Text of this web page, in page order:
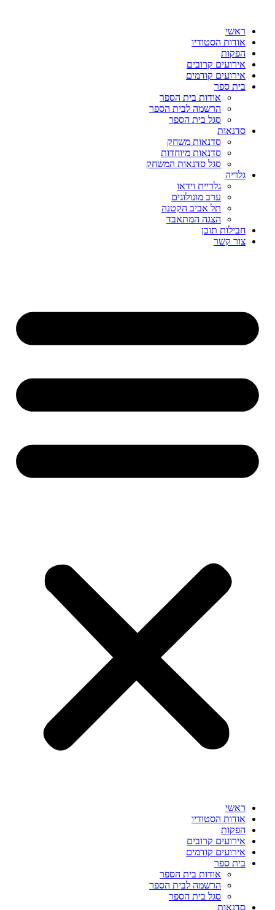
ראשי
אודות הסטודיו
הפקות
אירועים קרובים
אירועים קודמים
בית ספר
אודות בית הספר
הרשמה לבית הספר
סגל בית הספר
סדנאות
סדנאות משחק
סדנאות מיוחדות
סגל סדנאות המשחק
גלריה
גלריית וידאו
ערב מונולוגים
תל אביב הקטנה
הצגה המתאבד
חבילות תוכן
צור קשר
ראשי
אודות הסטודיו
הפקות
אירועים קרובים
אירועים קודמים
בית ספר
אודות בית הספר
הרשמה לבית הספר
סגל בית הספר
סדנאות